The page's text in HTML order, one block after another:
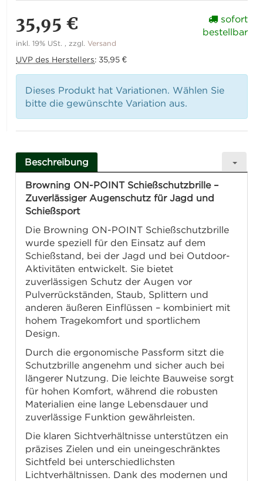
35,95 €
inkl. 19% USt. , zzgl.Versand
UVP des Herstellers: 35,95 €
sofort
bestellbar
Dieses Produkt hat Variationen. Wählen Sie
bitte die gewünschte Variation aus.
Beschreibung
Browning ON-POINT Schießschutzbrille –
Zuverlässiger Augenschutz für Jagd und
Schießsport
Die Browning ON-POINT Schießschutzbrille
wurde speziell für den Einsatz auf dem
Schießstand, bei der Jagd und bei Outdoor-
Aktivitäten entwickelt. Sie bietet
zuverlässigen Schutz der Augen vor
Pulverrückständen, Staub, Splittern und
anderen äußeren Einflüssen – kombiniert mit
hohem Tragekomfort und sportlichem
Design.
Durch die ergonomische Passform sitzt die
Schutzbrille angenehm und sicher auch bei
längerer Nutzung. Die leichte Bauweise sorgt
für hohen Komfort, während die robusten
Materialien eine lange Lebensdauer und
zuverlässige Funktion gewährleisten.
Die klaren Sichtverhältnisse unterstützen ein
präzises Zielen und ein uneingeschränktes
Sichtfeld bei unterschiedlichsten
Lichtverhältnissen. Dank des modernen und